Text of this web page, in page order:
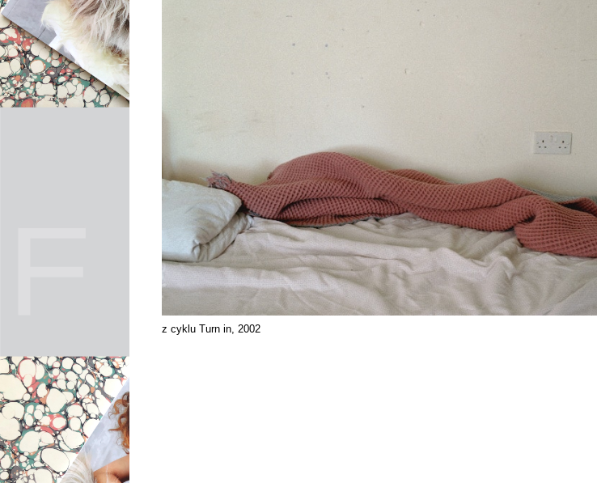
z cyklu Turn in, 2002